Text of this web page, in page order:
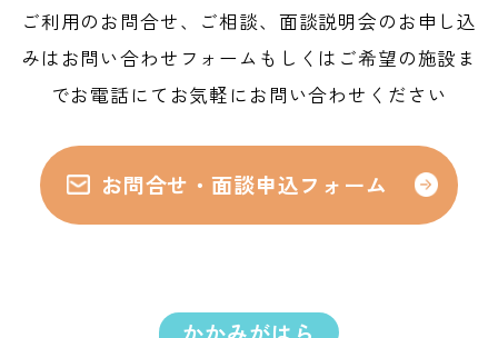
ご利用のお問合せ、ご相談、面談説明会のお申し込
みは お問い合わせフォームもしくはご希望の施設ま
でお電話にてお気軽にお問い合わせください
お問合せ・面談申込フォーム